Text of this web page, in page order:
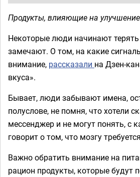
Продукты, влияющие на
Некоторые люди начинают терять
замечают. О том, на какие
внимание, рассказали на Дзен-
вкуса».
Бывает, люди забывают имена,
полуслове, не помня, что хотели
мессенджер и не могут понять, с
говорит о том, что мозгу
Важно обратить внимание на
рацион продукты, которые будут